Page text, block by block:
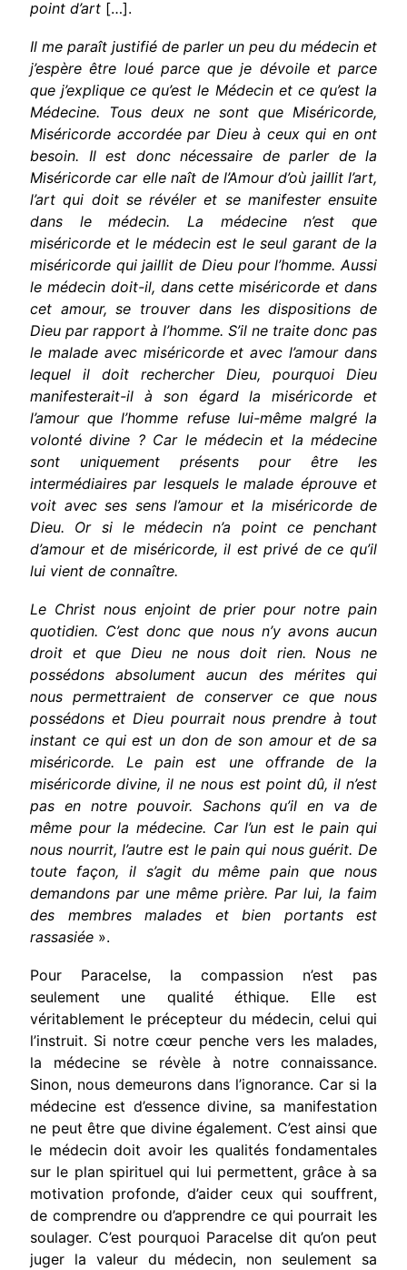
point d’art […].
Il me paraît justifié de parler un peu du médecin et
j’espère être loué parce que je dévoile et parce
que j’explique ce qu’est le Médecin et ce qu’est la
Médecine. Tous deux ne sont que Miséricorde,
Miséricorde accordée par Dieu à ceux qui en ont
besoin. Il est donc nécessaire de parler de la
Miséricorde car elle naît de l’Amour d’où jaillit l’art,
l’art qui doit se révéler et se manifester ensuite
dans le médecin. La médecine n’est que
miséricorde et le médecin est le seul garant de la
miséricorde qui jaillit de Dieu pour l’homme. Aussi
le médecin doit-il, dans cette miséricorde et dans
cet amour, se trouver dans les dispositions de
Dieu par rapport à l’homme. S’il ne traite donc pas
le malade avec miséricorde et avec l’amour dans
lequel il doit rechercher Dieu, pourquoi Dieu
manifesterait-il à son égard la miséricorde et
l’amour que l’homme refuse lui-même malgré la
volonté divine ? Car le médecin et la médecine
sont uniquement présents pour être les
intermédiaires par lesquels le malade éprouve et
voit avec ses sens l’amour et la miséricorde de
Dieu. Or si le médecin n’a point ce penchant
d’amour et de miséricorde, il est privé de ce qu’il
lui vient de connaître.
Le Christ nous enjoint de prier pour notre pain
quotidien. C’est donc que nous n’y avons aucun
droit et que Dieu ne nous doit rien. Nous ne
possédons absolument aucun des mérites qui
nous permettraient de conserver ce que nous
possédons et Dieu pourrait nous prendre à tout
instant ce qui est un don de son amour et de sa
miséricorde. Le pain est une offrande de la
miséricorde divine, il ne nous est point dû, il n’est
pas en notre pouvoir. Sachons qu’il en va de
même pour la médecine. Car l’un est le pain qui
nous nourrit, l’autre est le pain qui nous guérit. De
toute façon, il s’agit du même pain que nous
demandons par une même prière. Par lui, la faim
des membres malades et bien portants est
rassasiée ».
Pour Paracelse, la compassion n’est pas
seulement une qualité éthique. Elle est
véritablement le précepteur du médecin, celui qui
l’instruit. Si notre cœur penche vers les malades,
la médecine se révèle à notre connaissance.
Sinon, nous demeurons dans l’ignorance. Car si la
médecine est d’essence divine, sa manifestation
ne peut être que divine également. C’est ainsi que
le médecin doit avoir les qualités fondamentales
sur le plan spirituel qui lui permettent, grâce à sa
motivation profonde, d’aider ceux qui souffrent,
de comprendre ou d’apprendre ce qui pourrait les
soulager. C’est pourquoi Paracelse dit qu’on peut
juger la valeur du médecin, non seulement sa